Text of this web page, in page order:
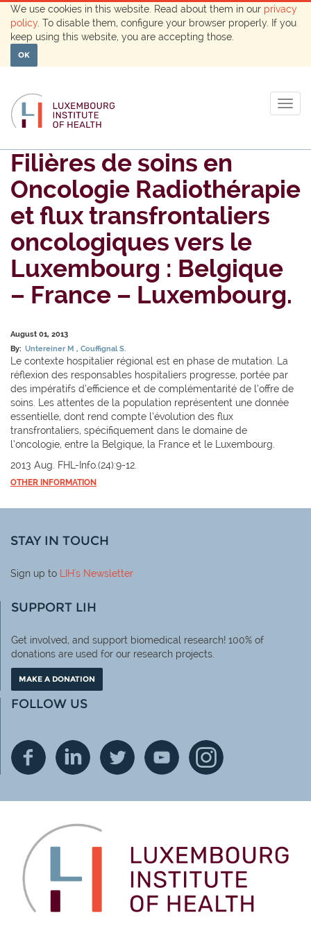
We use cookies in this website. Read about them in our privacy
policy . To disable them, configure your browser properly. If you
keep using this website, you are accepting those.
OK
Filières de soins en
Oncologie Radiothérapie
et flux transfrontaliers
oncologiques vers le
Luxembourg : Belgique
– France – Luxembourg.
August 01, 2013
By: Untereiner M Couffignal S.
Le contexte hospitalier régional est en phase de mutation. La
réflexion des responsables hospitaliers progresse, portée par
des impératifs d’efficience et de complémentarité de l’offre de
soins. Les attentes de la population représentent une donnée
essentielle, dont rend compte l’évolution des flux
transfrontaliers, spécifiquement dans le domaine de
l’oncologie, entre la Belgique, la France et le Luxembourg.
2013 Aug. FHL-Info.(24):9-12.
OTHER INFORMATION
STAY IN TOUCH
Sign up to LIH's Newsletter
SUPPORT LIH
Get involved, and support biomedical research! 100% of
donations are used for our research projects.
MAKE A DONATION
FOLLOW US